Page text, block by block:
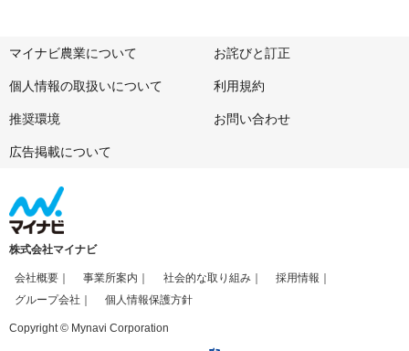
マイナビ農業について お詫びと訂正
個人情報の取扱いについて 利用規約
推奨環境 お問い合わせ
広告掲載について
株式会社マイナビ
会社概要 事業所案内 社会的な取り組み
採用情報
グループ会社
個人情報保護方針
Copyright © Mynavi Corporation